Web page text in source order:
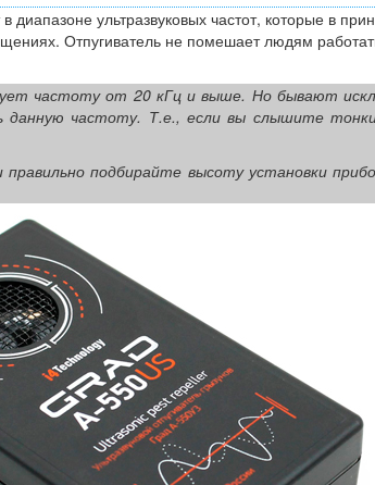
в диапазоне ультразвуковых частот, которые в
Отпугиватель не помешает людям
частоту от 20 кГц и выше. Но бывают
данную частоту. Т.е., если вы слышите
подбирайте высоту установки